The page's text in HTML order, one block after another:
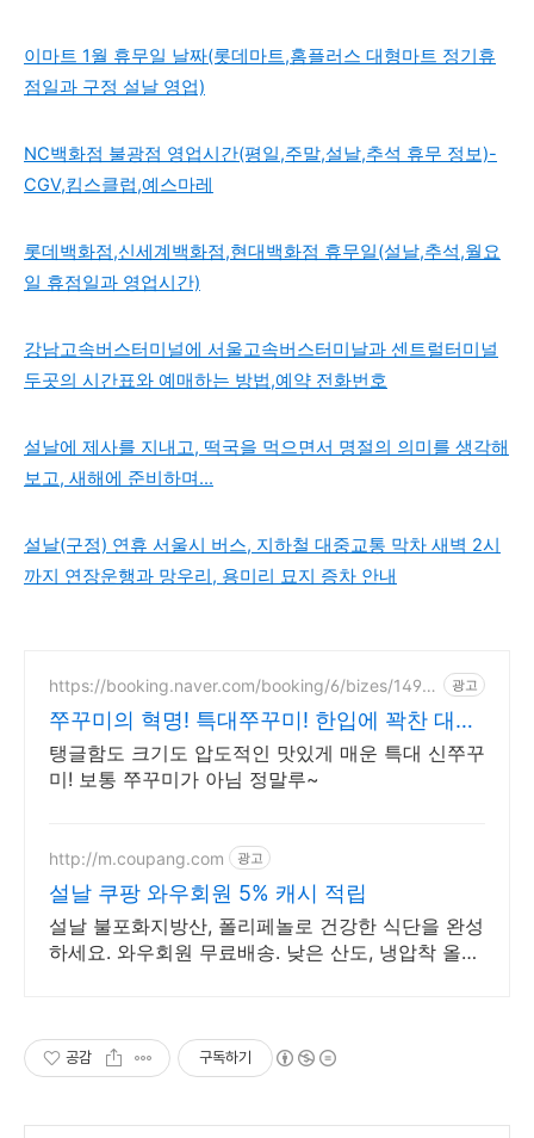
이마트 1월 휴무일 날짜(롯데마트,홈플러스 대형마트 정기휴
점일과 구정 설날 영업)
NC백화점 불광점 영업시간(평일,주말,설날,추석 휴무 정보)-
CGV,킴스클럽,예스마레
롯데백화점,신세계백화점,현대백화점 휴무일(설날,추석,월요
일 휴점일과 영업시간)
강남고속버스터미널에 서울고속버스터미날과 센트럴터미널
두곳의 시간표와 예매하는 방법,예약 전화번호
설날에 제사를 지내고, 떡국을 먹으면서 명절의 의미를 생각해
보고, 새해에 준비하며...
설날(구정) 연휴 서울시 버스, 지하철 대중교통 막차 새벽 2시
까지 연장운행과 망우리, 용미리 묘지 증차 안내
https://booking.naver.com/booking/6/bizes/1494
광고
쭈꾸미의 혁명! 특대쭈꾸미! 한입에 꽉찬 대왕
신쭈꾸미!
탱글함도 크기도 압도적인 맛있게 매운 특대 신쭈꾸
미! 보통 쭈꾸미가 아님 정말루~
http://m.coupang.com 광고
설날 쿠팡 와우회원 5% 캐시 적립
설날 불포화지방산, 폴리페놀로 건강한 식단을 완성
하세요. 와우회원 무료배송. 낮은 산도, 냉압착 올리
공감 구독하기